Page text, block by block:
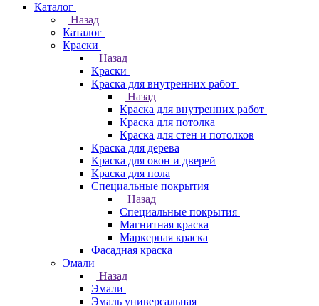
Каталог
Назад
Каталог
Краски
Назад
Краски
Краска для внутренних работ
Назад
Краска для внутренних работ
Краска для потолка
Краска для стен и потолков
Краска для дерева
Краска для окон и дверей
Краска для пола
Специальные покрытия
Назад
Специальные покрытия
Магнитная краска
Маркерная краска
Фасадная краска
Эмали
Назад
Эмали
Эмаль универсальная